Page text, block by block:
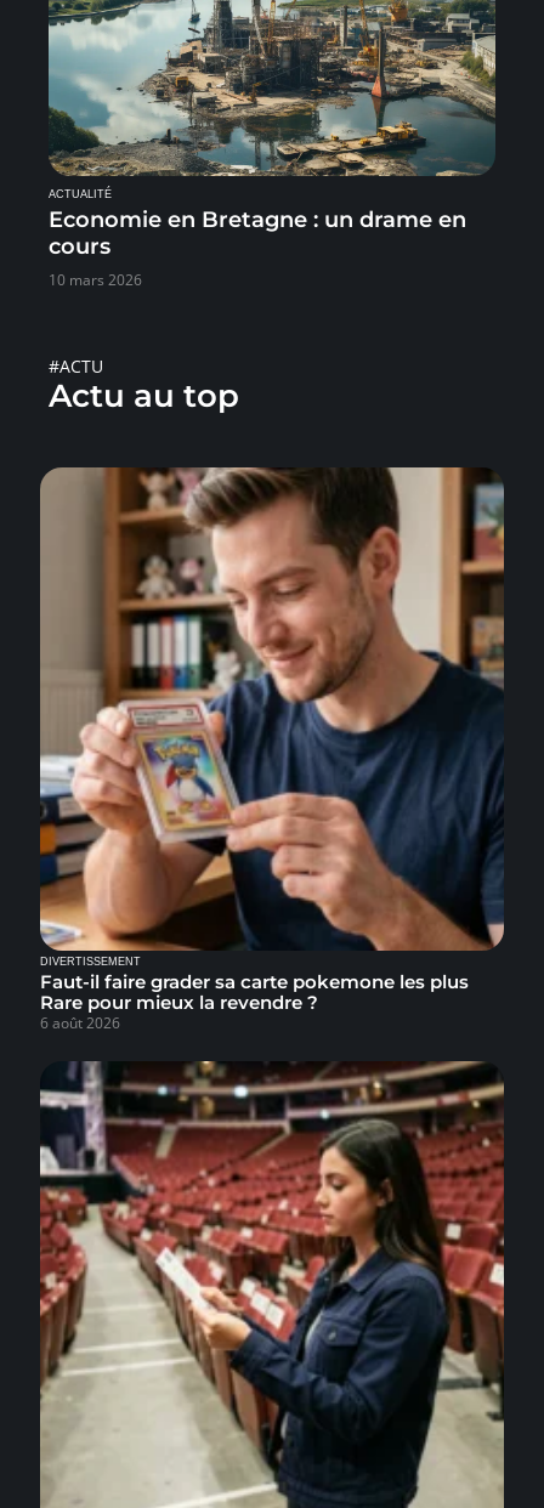
ACTUALITÉ
Economie en Bretagne : un drame en
cours
10 mars 2026
#ACTU
Actu au top
DIVERTISSEMENT
Faut-il faire grader sa carte pokemone les plus
Rare pour mieux la revendre ?
6 août 2026